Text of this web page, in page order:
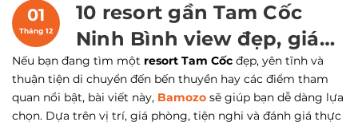
01
Tháng 12
10 resort gần Tam Cốc
Ninh Bình view đẹp, giá
tốt nhất
Nếu bạn đang tìm một resort Tam Cốc đẹp, yên tĩnh và
thuận tiện di chuyển đến bến thuyền hay các điểm tham
quan nổi bật, bài viết này, Bamozo sẽ giúp bạn dễ dàng lựa
chọn. Dựa trên vị trí, giá phòng, tiện nghi và đánh giá thực